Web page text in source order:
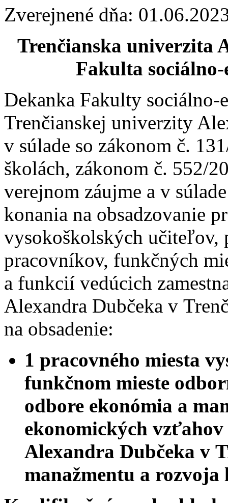
Zverejnené dňa:
Trenčianska univerzita
Fakulta
Dekanka Fakulty
Trenčianskej univerzity
v súlade so zákonom č.
školách, zákonom č. 552/
verejnom záujme a v
konania na obsadzovanie
vysokoškolských učiteľov,
pracovníkov, funkčných
a funkcií vedúcich
Alexandra Dubčeka v
na obsadenie:
1 pracovného miesta
funkčnom mieste
odbore ekonómia a
ekonomických
Alexandra Dubčeka v
manažmentu a